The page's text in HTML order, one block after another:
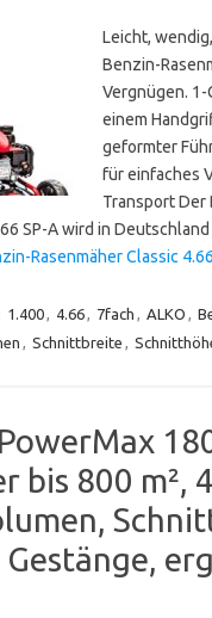
Leicht,
Benzin-
Vergnügen.
einem
geformter
für einfaches
Transport Der
SP-A wird in
Rasenmäher Classic
1.400, 4.66, 7fach , ALKO ,
, Schnittbreite ,
bis 800
Gestänge,